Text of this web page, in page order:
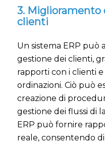
3. Miglioramento
clienti
Un sistema ERP può
gestione dei clienti,
rapporti con i clienti
ordinazioni. Ciò può
creazione di
gestione dei flussi di
ERP può fornire
reale, consentendo